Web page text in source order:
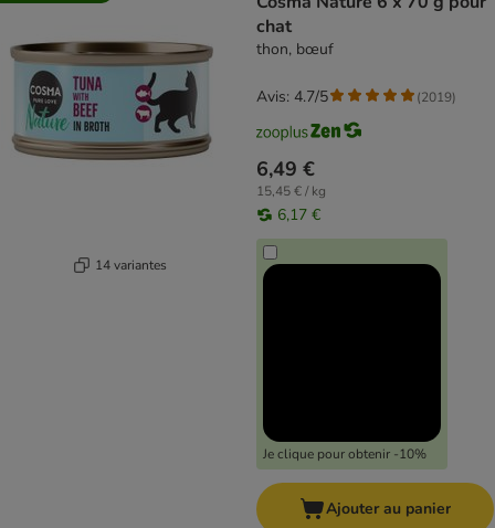
14 variantes
chat
thon, bœuf
6,49 €
15,45 € / kg
6,17 €
Je clique pour obtenir -10%
Avis: 4.7/5 (2019)
Ajouter au panier